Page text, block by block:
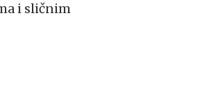
i sličnim